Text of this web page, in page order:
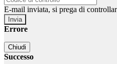
E-mail inviata, si prega di
Errore
Chiudi
Successo